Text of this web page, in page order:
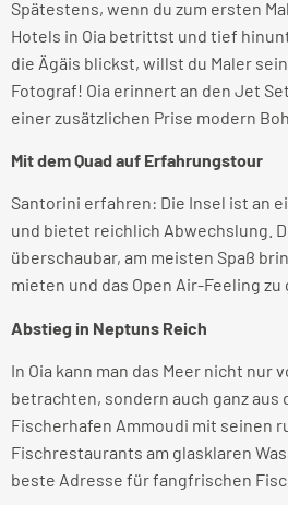
Spätestens, wenn du zum ersten
Hotels in Oia betrittst und tief
die Ägäis blickst, willst du Maler
Fotograf! Oia erinnert an den Jet
einer zusätzlichen Prise modern
Mit dem Quad auf Erfahrungstour
Santorini erfahren: Die Insel ist an
und bietet reichlich Abwechslung.
überschaubar, am meisten Spaß
mieten und das Open Air-Feeling zu
Abstieg in Neptuns Reich
In Oia kann man das Meer nicht nur
betrachten, sondern auch ganz aus
Fischerhafen Ammoudi mit seinen
Fischrestaurants am glasklaren
beste Adresse für fangfrischen